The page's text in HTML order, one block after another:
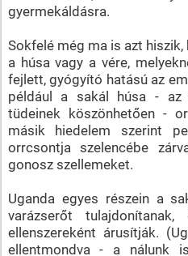
gyermekáldásra.
Sokfelé még ma is azt
a húsa vagy a vére,
fejlett, gyógyító hatású az
például a sakál húsa - az
tüdeinek köszönhetően -
másik hiedelem szerint
orrcsontja szelencébe
gonosz szellemeket.
Uganda egyes részein a
varázserőt
ellenszereként árusítják.
ellentmondva - a nálunk